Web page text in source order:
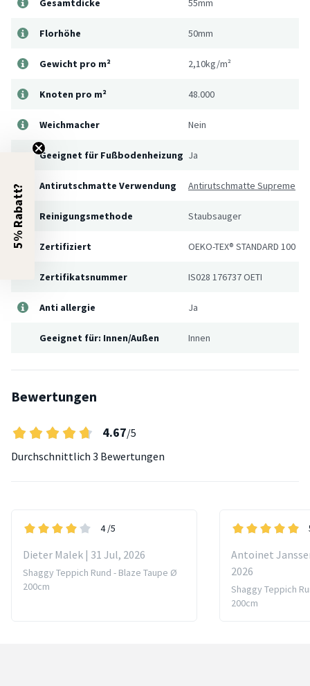
Gesamtdicke 55mm
Florhöhe 50mm
Gewicht pro m² 2,10kg/m²
Knoten pro m² 48.000
Weichmacher Nein
Geeignet für Fußbodenheizung Ja
Antirutschmatte Verwendung Antirutschmatte Supreme
Reinigungsmethode Staubsauger
Zertifiziert OEKO-TEX® STANDARD 100
Zertifikatsnummer IS028 176737 OETI
Anti allergie Ja
Geeignet für: Innen/Außen Innen
Bewertungen
4.67/5
Durchschnittlich 3 Bewertungen
4 /5
Dieter Malek | 31 Jul, 2026
Shaggy Teppich Rund - Blaze Taupe Ø
200cm
Antoinet
2026
Shaggy Teppich
200cm
5% Rabatt?